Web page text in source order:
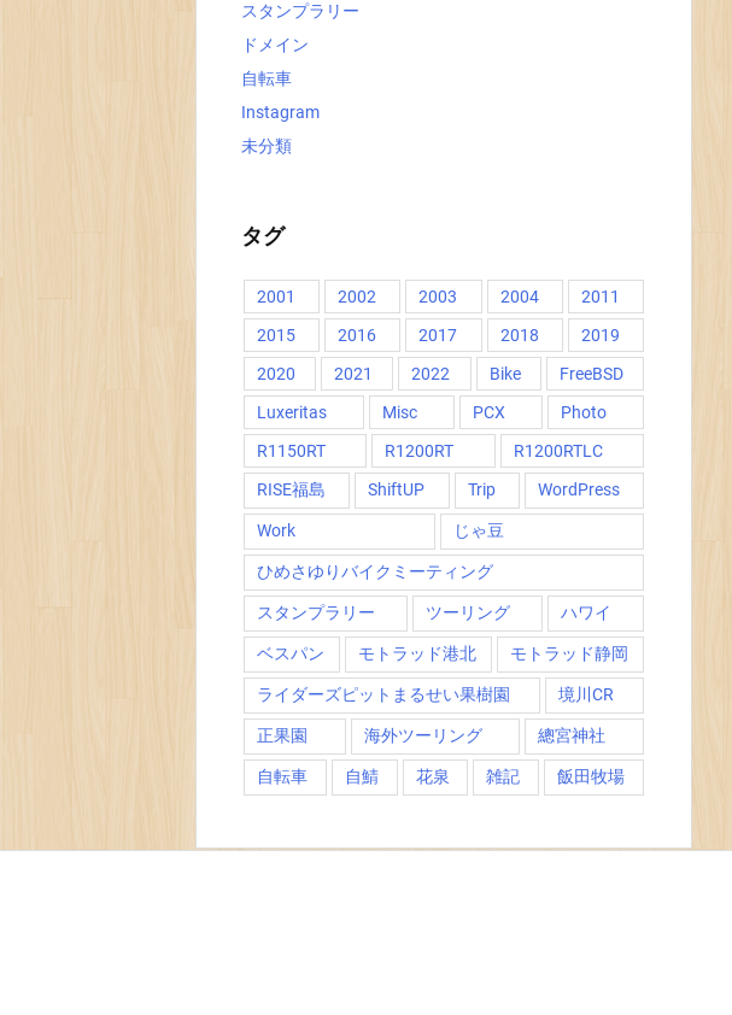
スタンプラリー
ドメイン
自転車
Instagram
未分類
タグ
2001 2002 2003 2004
2011
2015
2016 2017 2018
2019
2020
2021 2022 Bike
FreeBSD
Luxeritas
Misc PCX
Photo
R1150RT
R1200RT
R1200RTLC
RISE福島
ShiftUP Trip WordPress
Work じゃ豆
ひめさゆりバイクミーティング
スタンプラリー ツーリング ハワイ
ベスパン モトラッド港北 モトラッド静岡
ライダーズピットまるせい果樹園 境川CR
正果園 海外ツーリング 總宮神社
自転車 自鯖 花泉 雑記 飯田牧場